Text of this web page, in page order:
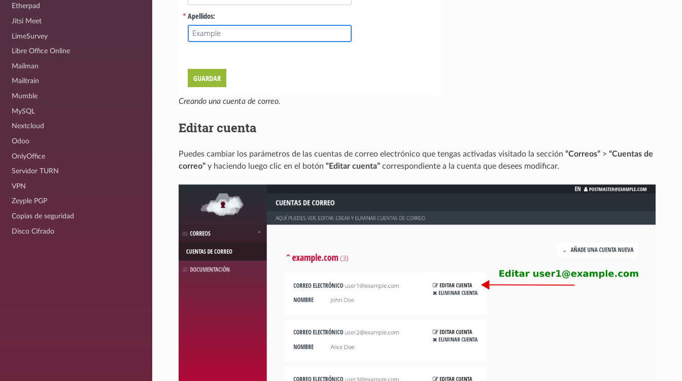
Etherpad
Jitsi Meet
LimeSurvey
Libre Office Online
Mailman
Mailtrain
Mumble
MySQL
Nextcloud
Odoo
OnlyOffice
Servidor TURN
VPN
Zeyple PGP
Copias de seguridad
Disco Cifrado
Creando una cuenta de correo.
Editar cuenta
Puedes cambiar los parámetros de las cuentas de correo electrónico que tengas activadas visitado la sección “Correos”> “Cuentas de
correo”y haciendo luego clic en el botón “Editar cuenta”correspondiente a la cuenta que desees modificar.